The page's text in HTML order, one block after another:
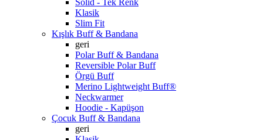
Solid - Tek Renk
Klasik
Slim Fit
Kışlık Buff & Bandana
geri
Polar Buff & Bandana
Reversible Polar Buff
Örgü Buff
Merino Lightweight Buff®
Neckwarmer
Hoodie - Kapüşon
Çocuk Buff & Bandana
geri